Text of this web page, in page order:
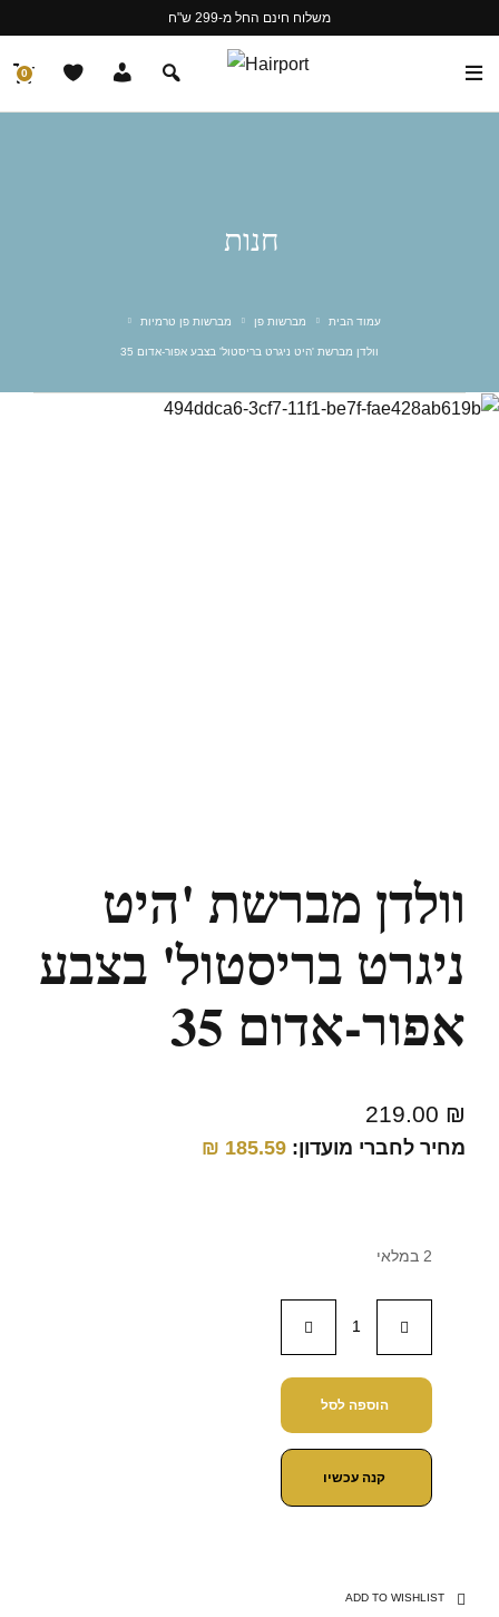
משלוח חינם החל מ-299 ש"ח
0
חנות
עמוד הבית מברשות פן מברשות פן טרמיות
וולדן מברשת 'היט ניגרט בריסטול' בצבע אפור-אדום 35
וולדן מברשת 'היט
ניגרט בריסטול' בצבע
אפור-אדום 35
219.00 ₪
מחיר לחברי מועדון: 185.59
₪
2 במלאי
הוספה לסל
קנה עכשיו
ADD TO WISHLIST